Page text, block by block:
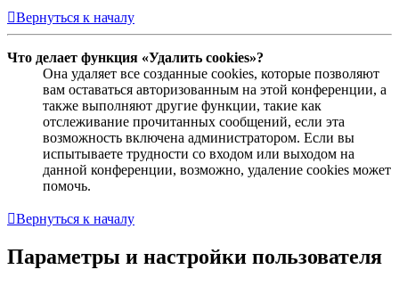
Вернуться к началу
Что делает функция «Удалить cookies»?
Она удаляет все созданные cookies, которые позволяют
вам оставаться авторизованным на этой конференции, а
также выполняют другие функции, такие как
отслеживание прочитанных сообщений, если эта
возможность включена администратором. Если вы
испытываете трудности со входом или выходом на
данной конференции, возможно, удаление cookies может
помочь.
Вернуться к началу
Параметры и настройки пользователя